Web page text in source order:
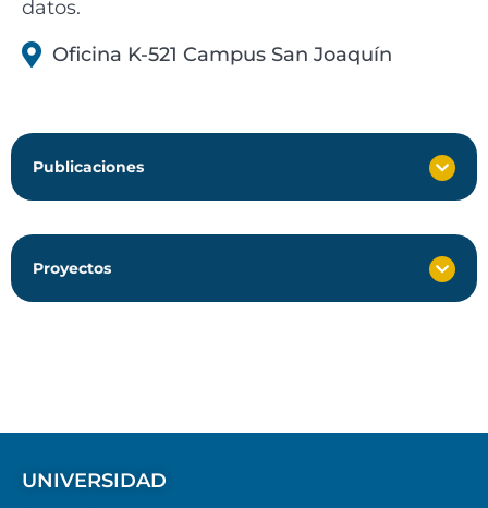
datos.
Oficina K-521 Campus San Joaquín
Publicaciones
Proyectos
UNIVERSIDAD